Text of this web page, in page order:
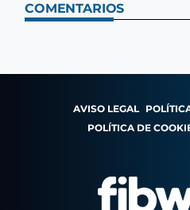
COMENTARIOS
AVISO LEGAL
POLÍTICA DE